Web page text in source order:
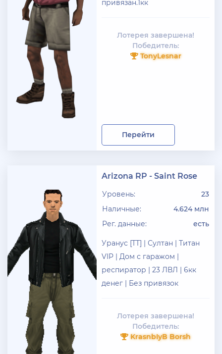
привязан.1кк
Лотерея завершена!
Победитель:
TonyLesnar
Перейти
Arizona RP - Saint Rose
Уровень:
23
Наличные:
4.624 млн
Рег. данные:
есть
Уранус [TT] | Султан | Титан
VIP | Дом с гаражом |
респиратор | 23 ЛВЛ | 6кк
денег | Без привязок
Лотерея завершена!
Победитель:
KrasnbIyB Borsh